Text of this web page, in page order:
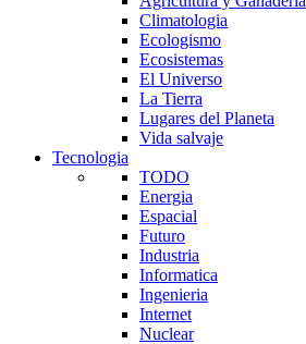
Climatologia
Ecologismo
Ecosistemas
El Universo
La Tierra
Lugares del Planeta
Vida salvaje
Tecnologia
TODO
Energia
Espacial
Futuro
Industria
Informatica
Ingenieria
Internet
Nuclear